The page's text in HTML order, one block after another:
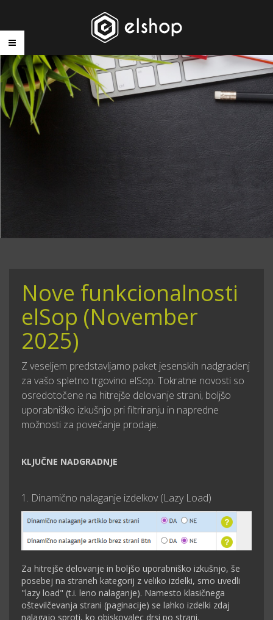
Nove funkcionalnosti
elSop (November
2025)
Z veseljem predstavljamo paket jesenskih nadgradenj
za vašo spletno trgovino elSop. Tokratne novosti so
osredotočene na hitrejše delovanje strani, boljšo
uporabniško izkušnjo pri filtriranju in napredne
možnosti za povečanje prodaje.
KLJUČNE NADGRADNJE
1. Dinamično nalaganje izdelkov (Lazy Load)
Za hitrejše delovanje in boljšo uporabniško izkušnjo, še
posebej na straneh kategorij z veliko izdelki, smo uvedli
"lazy load" (t.i. leno nalaganje). Namesto klasičnega
oštevilčevanja strani (paginacije) se lahko izdelki zdaj
nalagajo sproti, ko obiskovalec drsi po strani.